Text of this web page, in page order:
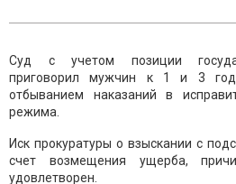
Суд с учетом позиции
приговорил мужчин к 1 и 3
отбыванием наказаний в
режима.
Иск прокуратуры о взыскании с
счет возмещения ущерба,
удовлетворен.